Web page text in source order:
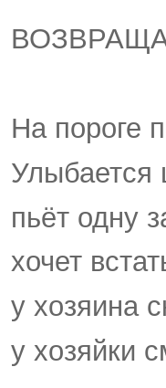
На пороге
Улыбается
пьёт одну
хочет
у хозяина
у хозяйки